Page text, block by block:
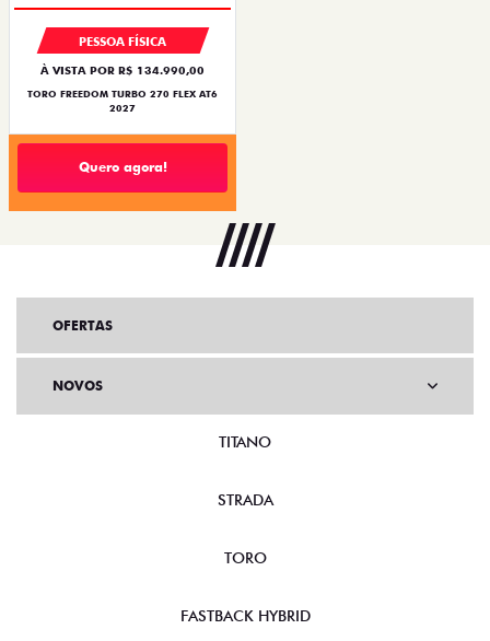
PESSOA FÍSICA
À VISTA POR R$ 134.990,00
TORO FREEDOM TURBO 270 FLEX AT6
2027
Quero agora!
OFERTAS
NOVOS
TITANO
STRADA
TORO
FASTBACK HYBRID